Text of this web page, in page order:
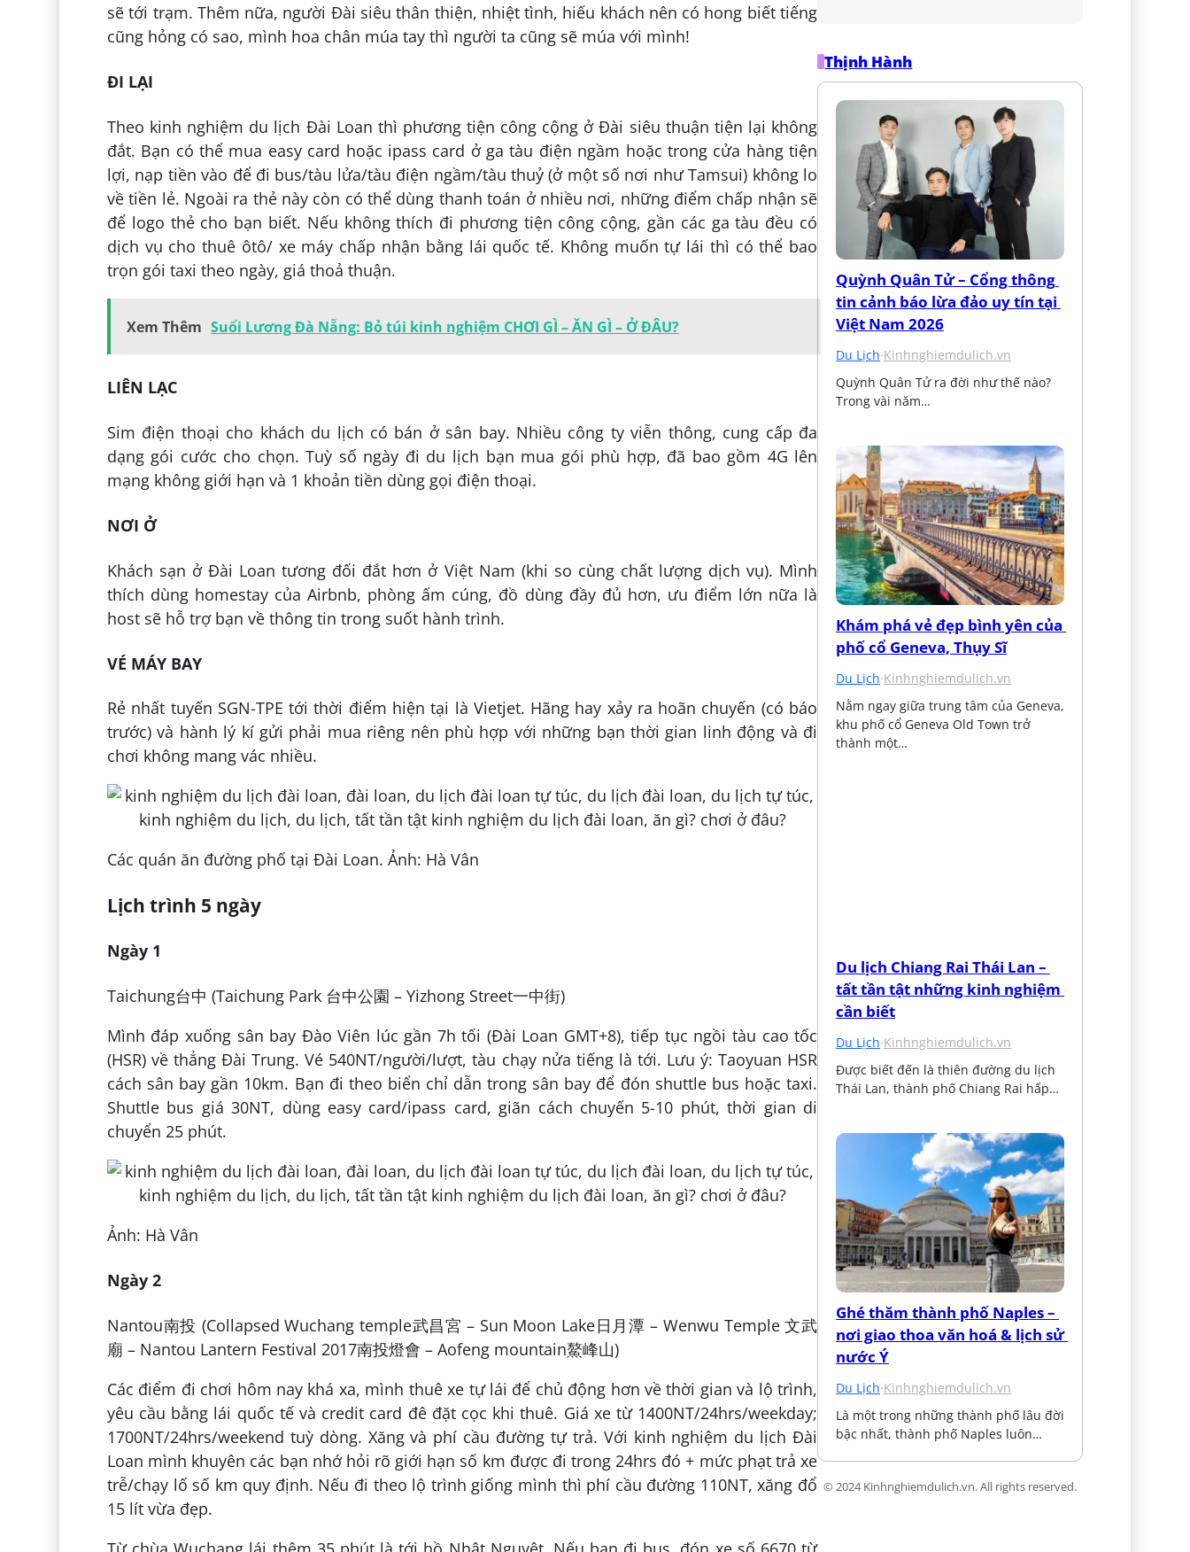
sẽ tới trạm. Thêm nữa, người Đài siêu thân thiện, nhiệt tình, hiếu khách nên có hong biết tiếng
cũng hỏng có sao, mình hoa chân múa tay thì người ta cũng sẽ múa với mình!
ĐI LẠI
Theo kinh nghiệm du lịch Đài Loan thì phương tiện công cộng ở Đài siêu thuận tiện lại không
đắt. Bạn có thể mua easy card hoặc ipass card ở ga tàu điện ngầm hoặc trong cửa hàng tiện
lợi, nạp tiền vào để đi bus/tàu lửa/tàu điện ngầm/tàu thuỷ (ở một số nơi như Tamsui) không lo
về tiền lẻ. Ngoài ra thẻ này còn có thể dùng thanh toán ở nhiều nơi, những điểm chấp nhận sẽ
để logo thẻ cho bạn biết. Nếu không thích đi phương tiện công cộng, gần các ga tàu đều có
dịch vụ cho thuê ôtô/ xe máy chấp nhận bằng lái quốc tế. Không muốn tự lái thì có thể bao
trọn gói taxi theo ngày, giá thoả thuận.
Xem Thêm Suối Lương Đà Nẵng: Bỏ túi kinh nghiệm CHƠI GÌ – ĂN GÌ – Ở ĐÂU?
LIÊN LẠC
Sim điện thoại cho khách du lịch có bán ở sân bay. Nhiều công ty viễn thông, cung cấp đa
dạng gói cước cho chọn. Tuỳ số ngày đi du lịch bạn mua gói phù hợp, đã bao gồm 4G lên
mạng không giới hạn và 1 khoản tiền dùng gọi điện thoại.
NƠI Ở
Khách sạn ở Đài Loan tương đối đắt hơn ở Việt Nam (khi so cùng chất lượng dịch vụ). Mình
thích dùng homestay của Airbnb, phòng ấm cúng, đồ dùng đầy đủ hơn, ưu điểm lớn nữa là
host sẽ hỗ trợ bạn về thông tin trong suốt hành trình.
VÉ MÁY BAY
Rẻ nhất tuyến SGN-TPE tới thời điểm hiện tại là Vietjet. Hãng hay xảy ra hoãn chuyến (có báo
trước) và hành lý kí gửi phải mua riêng nên phù hợp với những bạn thời gian linh động và đi
chơi không mang vác nhiều.
Các quán ăn đường phố tại Đài Loan. Ảnh: Hà Vân
Lịch trình 5 ngày
Ngày 1
Taichung台中 (Taichung Park 台中公園 – Yizhong Street一中街)
Mình đáp xuống sân bay Đào Viên lúc gần 7h tối (Đài Loan GMT+8), tiếp tục ngồi tàu cao tốc
(HSR) về thẳng Đài Trung. Vé 540NT/người/lượt, tàu chạy nửa tiếng là tới. Lưu ý: Taoyuan HSR
cách sân bay gần 10km. Bạn đi theo biển chỉ dẫn trong sân bay để đón shuttle bus hoặc taxi.
Shuttle bus giá 30NT, dùng easy card/ipass card, giãn cách chuyến 5-10 phút, thời gian di
chuyển 25 phút.
Ảnh: Hà Vân
Ngày 2
Nantou南投 (Collapsed Wuchang temple武昌宮 – Sun Moon Lake日月潭 – Wenwu Temple 文武
廟 – Nantou Lantern Festival 2017南投燈會 – Aofeng mountain鰲峰山)
Các điểm đi chơi hôm nay khá xa, mình thuê xe tự lái để chủ động hơn về thời gian và lộ trình,
yêu cầu bằng lái quốc tế và credit card đê đặt cọc khi thuê. Giá xe từ 1400NT/24hrs/weekday;
1700NT/24hrs/weekend tuỳ dòng. Xăng và phí cầu đường tự trả. Với kinh nghiệm du lịch Đài
Loan mình khuyên các bạn nhớ hỏi rõ giới hạn số km được đi trong 24hrs đó + mức phạt trả xe
trễ/chạy lố số km quy định. Nếu đi theo lộ trình giống mình thì phí cầu đường 110NT, xăng đổ
15 lít vừa đẹp.
Thịnh Hành
Quỳnh Quân Tử – Cổng thông
tin cảnh báo lừa đảo uy tín tại
Việt Nam 2026
Du Lịch·Kinhnghiemdulich.vn
Quỳnh Quân Tử ra đời như thế nào?
Trong vài năm…
Khám phá vẻ đẹp bình yên của
phố cổ Geneva, Thụy Sĩ
Du Lịch·Kinhnghiemdulich.vn
Nằm ngay giữa trung tâm của Geneva,
khu phố cổ Geneva Old Town trở
thành một…
Du lịch Chiang Rai Thái Lan –
tất tần tật những kinh nghiệm
cần biết
Du Lịch·Kinhnghiemdulich.vn
Được biết đến là thiên đường du lịch
Thái Lan, thành phố Chiang Rai hấp…
Ghé thăm thành phố Naples –
nơi giao thoa văn hoá & lịch sử
nước Ý
Du Lịch·Kinhnghiemdulich.vn
Là một trong những thành phố lâu đời
bậc nhất, thành phố Naples luôn…
© 2024 Kinhnghiemdulich.vn. All rights reserved.